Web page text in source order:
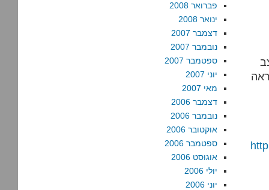
פברואר 2008
ינואר 2008
דצמבר 2007
נובמבר 2007
ספטמבר 2007
יוני 2007
מאי 2007
דצמבר 2006
נובמבר 2006
אוקטובר 2006
ספטמבר 2006
אוגוסט 2006
יולי 2006
יוני 2006